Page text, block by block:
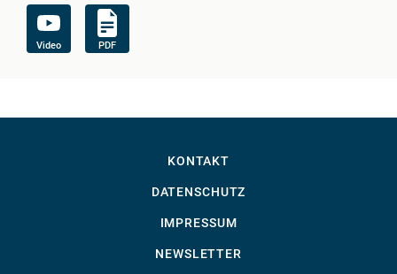
Video PDF
KONTAKT
DATENSCHUTZ
IMPRESSUM
NEWSLETTER